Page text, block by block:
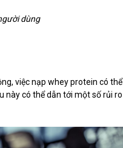
dùng
việc nạp whey protein có thể
này có thể dẫn tới một số rủi ro